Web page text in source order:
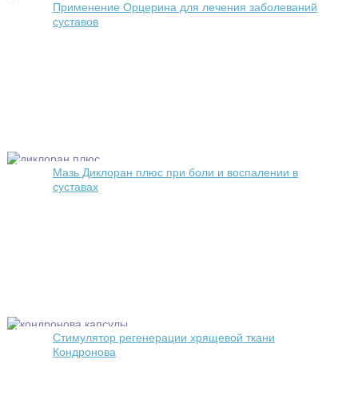
Применение Орцерина для лечения заболеваний
суставов
Мазь Диклоран плюс при боли и воспалении в
суставах
Стимулятор регенерации хрящевой ткани
Кондронова